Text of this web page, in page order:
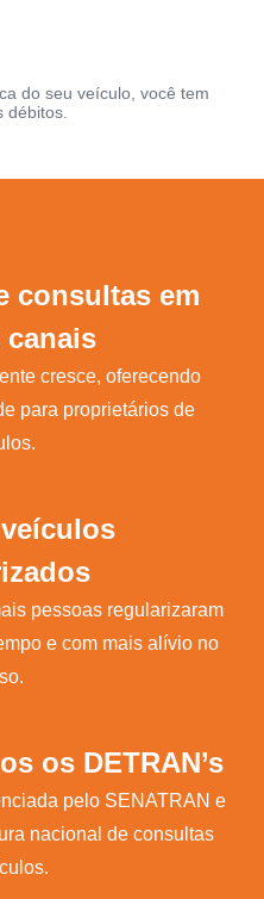
do seu veículo, você tem
débitos.
consultas em
cresce, oferecendo
para proprietários de
pessoas regularizaram
e com mais alívio no
os DETRAN’s
pelo SENATRAN e
nacional de consultas